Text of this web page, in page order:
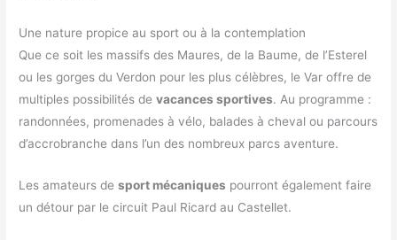
Une nature propice au sport ou à la contemplation
Que ce soit les massifs des Maures, de la Baume, de l’Esterel
ou les gorges du Verdon pour les plus célèbres, le Var offre de
multiples possibilités devacances sportives. Au programme :
randonnées, promenades à vélo, balades à cheval ou parcours
d’accrobranche dans l’un des nombreux parcs aventure.
Les amateurs desport mécaniques pourront également faire
un détour par le circuit Paul Ricard au Castellet.